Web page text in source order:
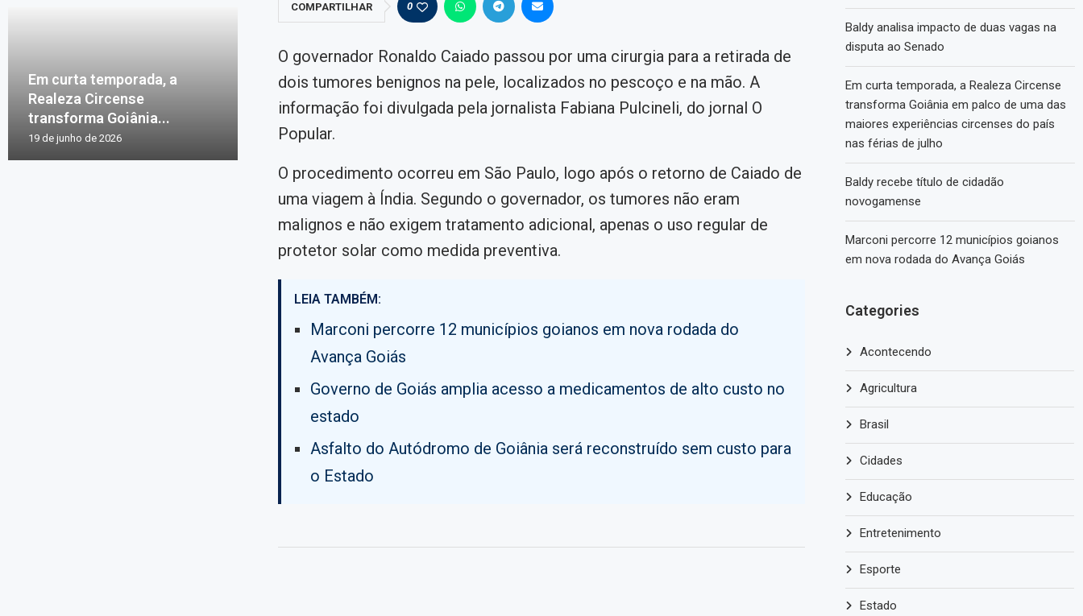
COMPARTILHAR 0
O governador Ronaldo Caiado passou por uma cirurgia para a retirada de
dois tumores benignos na pele, localizados no pescoço e na mão. A
informação foi divulgada pela jornalista Fabiana Pulcineli, do jornal O
Popular.
O procedimento ocorreu em São Paulo, logo após o retorno de Caiado de
uma viagem à Índia. Segundo o governador, os tumores não eram
malignos e não exigem tratamento adicional, apenas o uso regular de
protetor solar como medida preventiva.
LEIA TAMBÉM:
Marconi percorre 12 municípios goianos em nova rodada do
Avança Goiás
Governo de Goiás amplia acesso a medicamentos de alto custo no
estado
Asfalto do Autódromo de Goiânia será reconstruído sem custo para
o Estado
Baldy analisa impacto de duas vagas na
disputa ao Senado
Em curta temporada, a Realeza Circense
transforma Goiânia em palco de uma das
maiores experiências circenses do país
nas férias de julho
Baldy recebe título de cidadão
novogamense
Marconi percorre 12 municípios goianos
em nova rodada do Avança Goiás
Categories
Acontecendo
Agricultura
Brasil
Cidades
Educação
Entretenimento
Esporte
Estado
Em curta temporada, a
Realeza Circense
transforma Goiânia...
19 de junho de 2026